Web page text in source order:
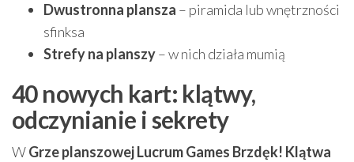
Dwustronna plansza – piramida lub wnętrzności
sfinksa
Strefy na planszy– w nich działa mumią
40 nowych kart: klątwy,
odczynianie i sekrety
WGrze planszowej Lucrum Games Brzdęk! Klątwa